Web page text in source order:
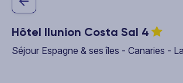
Hôtel Ilunion Costa Sal 4
Séjour Espagne & ses îles - Canaries -